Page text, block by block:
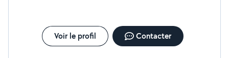
Voir le profil Contacter